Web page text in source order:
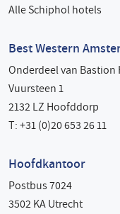
Alle Schiphol hotels
Best Western
Onderdeel van Bastion
Vuursteen 1
2132 LZ Hoofddorp
T: +31 (0)20 653 26 11
Hoofdkantoor
Postbus 7024
3502 KA Utrecht